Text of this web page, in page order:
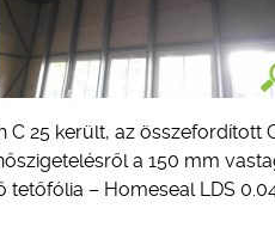
C 25 került, az
a 150 mm
– Homeseal LDS